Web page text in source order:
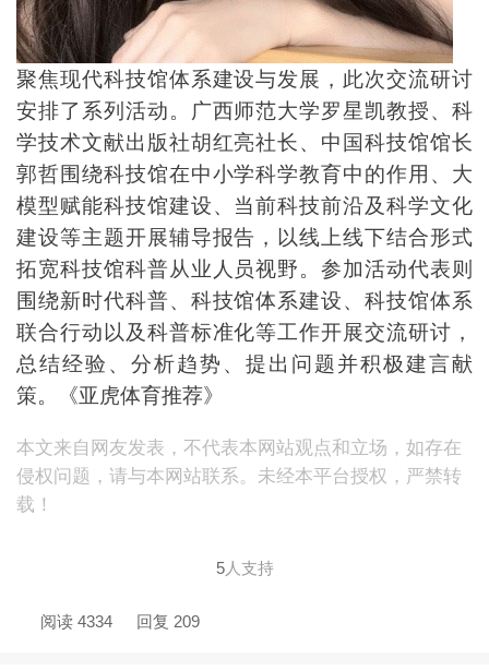
聚焦现代科技馆体系建设与发展，此次交流研讨
安排了系列活动。广西师范大学罗星凯教授、科
学技术文献出版社胡红亮社长、中国科技馆馆长
郭哲围绕科技馆在中小学科学教育中的作用、大
模型赋能科技馆建设、当前科技前沿及科学文化
建设等主题开展辅导报告，以线上线下结合形式
拓宽科技馆科普从业人员视野。参加活动代表则
围绕新时代科普、科技馆体系建设、科技馆体系
联合行动以及科普标准化等工作开展交流研讨，
总结经验、分析趋势、提出问题并积极建言献
策。《亚虎体育推荐》
本文来自网友发表，不代表本网站观点和立场，如存在
侵权问题，请与本网站联系。未经本平台授权，严禁转
载！
5人支持
阅读 4334 回复 209